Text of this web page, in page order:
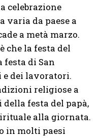
celebrazione
varia da paese a
a metà marzo.
che la festa del
festa di San
e dei lavoratori.
religiose a
festa del papà,
alla giornata.
in molti paesi